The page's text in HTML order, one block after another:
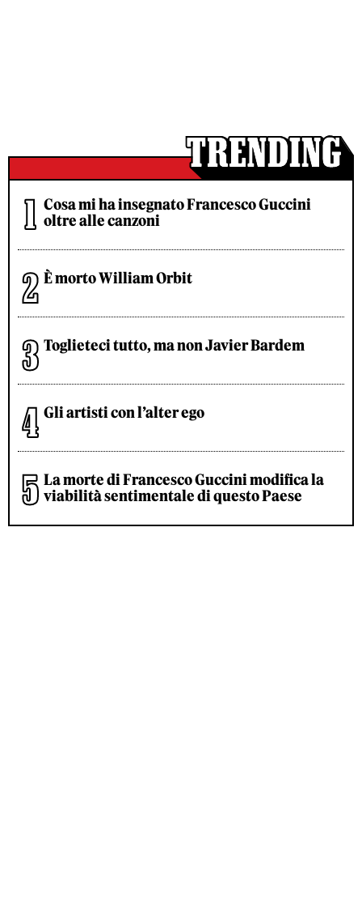
Cosa mi ha insegnato Francesco Guccini
oltre alle canzoni
È morto William Orbit
Toglieteci tutto, ma non Javier Bardem
Gli artisti con l’alter ego
La morte di Francesco Guccini modifica la
viabilità sentimentale di questo Paese